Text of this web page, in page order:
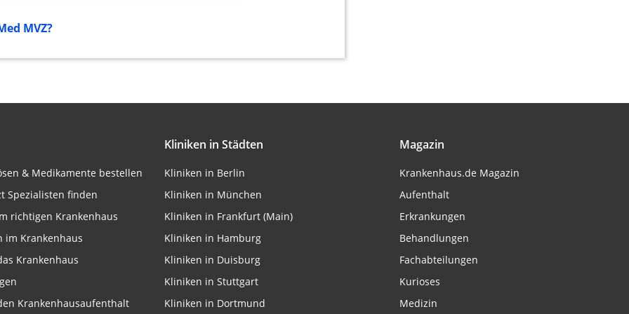
MVZ?
& Medikamente bestellen
Spezialisten finden
richtigen Krankenhaus
im Krankenhaus
Krankenhaus
Krankenhausaufenthalt
Kliniken in Städten
Kliniken in Berlin
Kliniken in München
Kliniken in Frankfurt (Main)
Kliniken in Hamburg
Kliniken in Duisburg
Kliniken in Stuttgart
Kliniken in Dortmund
Magazin
Krankenhaus.de Magazin
Aufenthalt
Erkrankungen
Behandlungen
Fachabteilungen
Kurioses
Medizin
von Daten aus